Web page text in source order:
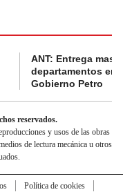
ANT: Entrega
departamentos en
Gobierno Petro
reservados.
y usos de las obras
de lectura mecánica u otros
Política de cookies